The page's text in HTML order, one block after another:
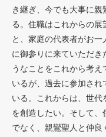
き継ぎ、今でも大事に
る。住職はこれからの
と、家庭の代表者がお
に御参りに来ていただき
うなことをこれから考
いるが、過去に参加され
いる。これからは、世
を創造したい。そして、
でなく、親鸞聖人と仲良